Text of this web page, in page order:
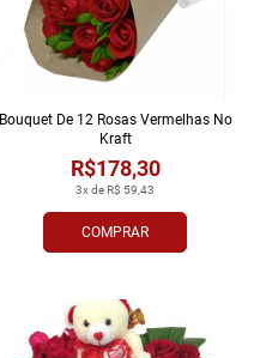
COMPRAR
3x de R$ 59,43
R$178,30
Bouquet De 12 Rosas Vermelhas No
Kraft